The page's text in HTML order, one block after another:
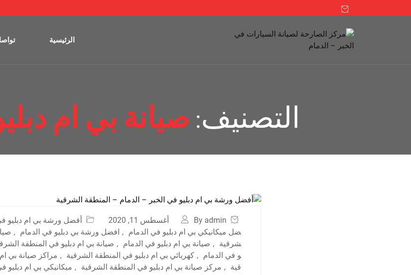
الرئيسية
التصنيف: صيانة بي ام
By admin أغسطس 11, 2020 أفضل ورشة بي ام دبليو
ضل ميكانيكي بي ام دبليو في الدمام , افضل ورشة بي دبليو في الدمام ,
شرقية , صيانة بي ام دبليو في الدمام , صيانة بي ام دبليو في المنطقة
و في الدمام , كهربائي بي ام دبليو في المنطقة الشرقية , مراكز صيانة بي
قية , مركز صيانة بي ام دبليو في المنطقة الشرقية , ميكانيكي بي ام دبليو